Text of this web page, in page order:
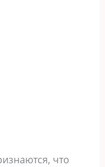
что